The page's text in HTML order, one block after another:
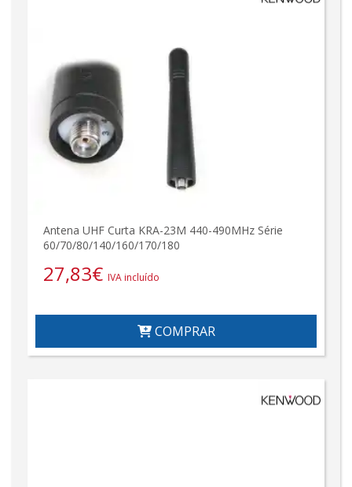
Antena UHF Curta KRA-23M 440-490MHz Série
60/70/80/140/160/170/180
27,83€ IVA incluído
COMPRAR